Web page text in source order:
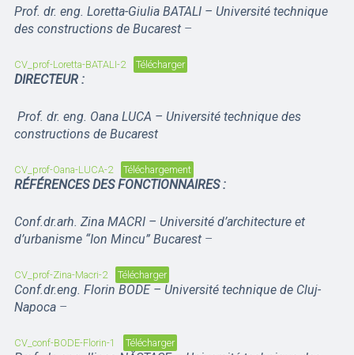
Prof. dr. eng. Loretta-Giulia BATALI – Université technique
des constructions de Bucarest –
CV_prof-Loretta-BATALI-2 Télécharger
DIRECTEUR :
Prof. dr. eng. Oana LUCA – Université technique des
constructions de Bucarest
CV_prof-Oana-LUCA-2 Téléchargement
RÉFÉRENCES DES FONCTIONNAIRES :
Conf.dr.arh. Zina MACRI – Université d’architecture et
d’urbanisme “Ion Mincu” Bucarest –
CV_prof-Zina-Macri-2 Télécharger
Conf.dr.eng. Florin BODE – Université technique de Cluj-
Napoca –
CV_conf-BODE-Florin-1 Télécharger